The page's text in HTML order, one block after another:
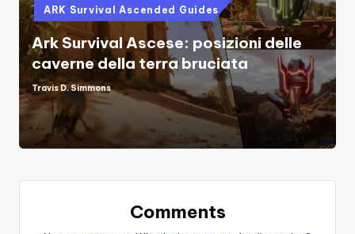
ARK Survival Ascended Guides
Ark Survival Ascese: posizioni delle
caverne della terra bruciata
Posted
by
Travis D. Simmons
Comments